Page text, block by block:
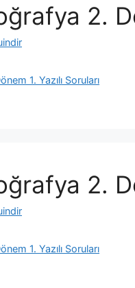
2.
1. Yazılı Soruları
2.
1. Yazılı Soruları